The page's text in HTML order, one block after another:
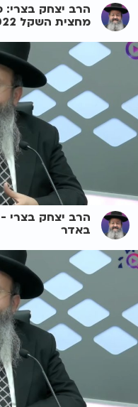
הרב יצחק בצרי:
מחצית השקל 2022
הרב יצחק בצרי -
באדר